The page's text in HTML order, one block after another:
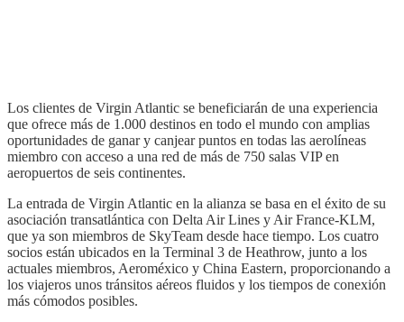
Los clientes de Virgin Atlantic se beneficiarán de una experiencia
que ofrece más de 1.000 destinos en todo el mundo con amplias
oportunidades de ganar y canjear puntos en todas las aerolíneas
miembro con acceso a una red de más de 750 salas VIP en
aeropuertos de seis continentes.
La entrada de Virgin Atlantic en la alianza se basa en el éxito de su
asociación transatlántica con Delta Air Lines y Air France-KLM,
que ya son miembros de SkyTeam desde hace tiempo. Los cuatro
socios están ubicados en la Terminal 3 de Heathrow, junto a los
actuales miembros, Aeroméxico y China Eastern, proporcionando a
los viajeros unos tránsitos aéreos fluidos y los tiempos de conexión
más cómodos posibles.